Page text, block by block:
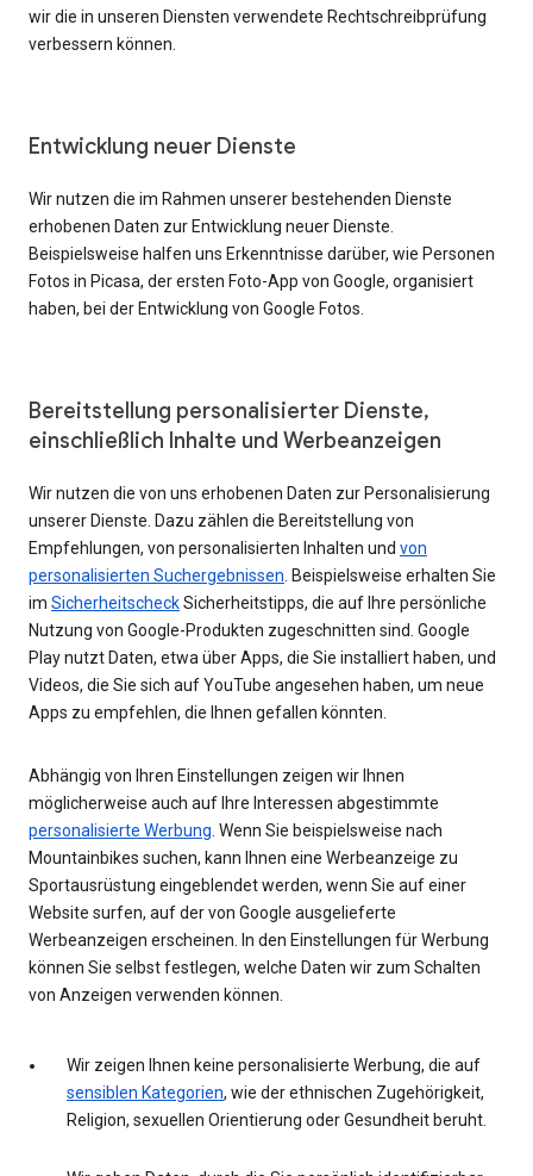
wir die in unseren Diensten verwendete Rechtschreibprüfung
verbessern können.
Entwicklung neuer Dienste
Wir nutzen die im Rahmen unserer bestehenden Dienste
erhobenen Daten zur Entwicklung neuer Dienste.
Beispielsweise halfen uns Erkenntnisse darüber, wie Personen
Fotos in Picasa, der ersten Foto-App von Google, organisiert
haben, bei der Entwicklung von Google Fotos.
Bereitstellung personalisierter Dienste,
einschließlich Inhalte und Werbeanzeigen
Wir nutzen die von uns erhobenen Daten zur Personalisierung
unserer Dienste. Dazu zählen die Bereitstellung von
Empfehlungen, von personalisierten Inhalten und von
personalisierten Suchergebnissen . Beispielsweise erhalten Sie
im SicherheitscheckSicherheitstipps, die auf Ihre persönliche
Nutzung von Google-Produkten zugeschnitten sind. Google
Play nutzt Daten, etwa über Apps, die Sie installiert haben, und
Videos, die Sie sich auf YouTube angesehen haben, um neue
Apps zu empfehlen, die Ihnen gefallen könnten.
Abhängig von Ihren Einstellungen zeigen wir Ihnen
möglicherweise auch auf Ihre Interessen abgestimmte
personalisierte Werbung . Wenn Sie beispielsweise nach
Mountainbikes suchen, kann Ihnen eine Werbeanzeige zu
Sportausrüstung eingeblendet werden, wenn Sie auf einer
Website surfen, auf der von Google ausgelieferte
Werbeanzeigen erscheinen. In den Einstellungen für Werbung
können Sie selbst festlegen, welche Daten wir zum Schalten
von Anzeigen verwenden können.
Wir zeigen Ihnen keine personalisierte Werbung, die auf
sensiblen Kategorien, wie der ethnischen Zugehörigkeit,
Religion, sexuellen Orientierung oder Gesundheit beruht.